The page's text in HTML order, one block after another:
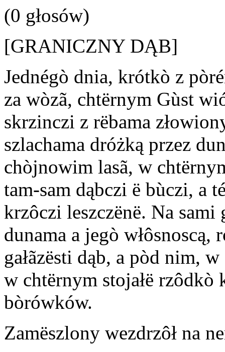
(0 głosów)
[GRANICZNY DĄB]
Jednégò dnia, krótkò z
za wòzã, chtërnym Gùst
skrzinczi z rëbama
szlachama dróżką przez
chòjnowim lasã, w
tam-sam dąbczi ë bùczi, a
krzôczi leszczënë. Na
dunama a jegò włôsnoscą,
gałãzësti dąb, a pòd nim,
w chtërnym stojałë rzôdkò
bòrówków.
Zamëszlony wezdrzôł na